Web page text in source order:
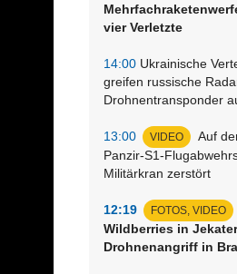
vier Verletzte
14:00 Ukrainische
greifen russische
Drohnentransponder
13:00 VIDEO
Auf
Panzir-S1-
Militärkran zerstört
12:19 FOTOS, VIDEO
Wildberries in
Drohnenangriff in